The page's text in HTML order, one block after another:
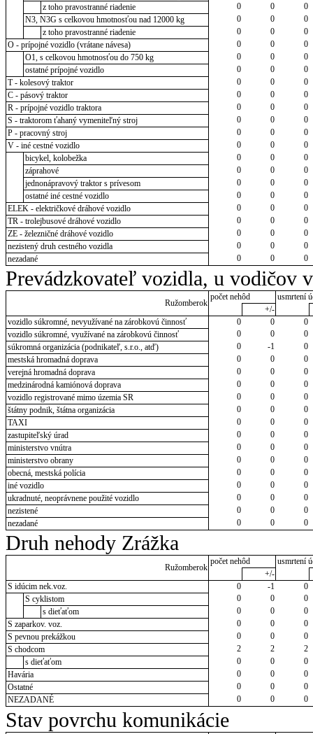
z toho pravostranné riadenie
0 0
0
N3, N3G s celkovou hmotnosťou nad 12000 kg
0 0
0
z toho pravostranné riadenie
0 0
0
O - prípojné vozidlo (vrátane návesa)
0 0
0
O1, s celkovou hmotnosťou do 750 kg
0 0
0
ostatné prípojné vozidlo
0 0
0
T - kolesový traktor
0 0
0
C - pásový traktor
0 0
0
R - prípojné vozidlo traktora
0 0
0
S - traktorom ťahaný vymeniteľný stroj
0 0
0
P - pracovný stroj
0 0
0
V - iné cestné vozidlo
0 0
0
bicykel, kolobežka
0 0
0
záprahové
0 0
0
jednonápravový traktor s prívesom
0 0
0
ostatné iné cestné vozidlo
0 0
0
ELEK - električkové dráhové vozidlo
0 0
0
TR - trolejbusové dráhové vozidlo
0 0
0
ZE - železničné dráhové vozidlo
0 0
0
nezistený druh cestného vozidla
0 0
0
nezadané
0 0 0
Prevádzkovateľ vozidla, u vodičov
Ružomberok
počet nehôd
usmrtení
+/-
vozidlo súkromné, nevyužívané na zárobkovú činnosť
0 0
0
vozidlo súkromné, využívané na zárobkovú činnosť
0 0
0
súkromná organizácia (podnikateľ, s.r.o., atď)
0 -1
0
mestská hromadná doprava
0 0
0
verejná hromadná doprava
0 0
0
medzinárodná kamiónová doprava
0 0
0
vozidlo registrované mimo územia SR
0 0
0
štátny podnik, štátna organizácia
0 0
0
TAXI
0 0
0
zastupiteľský úrad
0 0
0
ministerstvo vnútra
0 0
0
ministerstvo obrany
0 0
0
obecná, mestská polícia
0 0
0
iné vozidlo
0 0
0
ukradnuté, neoprávnene použité vozidlo
0 0
0
nezistené
0 0
0
nezadané
0 0 0
Druh nehody Zrážka
Ružomberok
počet nehôd
usmrtení
+/-
S idúcim nek.voz.
0 -1
0
S cyklistom
0 0
0
s dieťaťom
0 0
0
S zaparkov. voz.
0 0
0
S pevnou prekážkou
0 0
0
S chodcom
2 2
2
s dieťaťom
0 0
0
Havária
0 0
0
Ostatné
0 0
0
NEZADANÉ
0 0 0
Stav povrchu komunikácie